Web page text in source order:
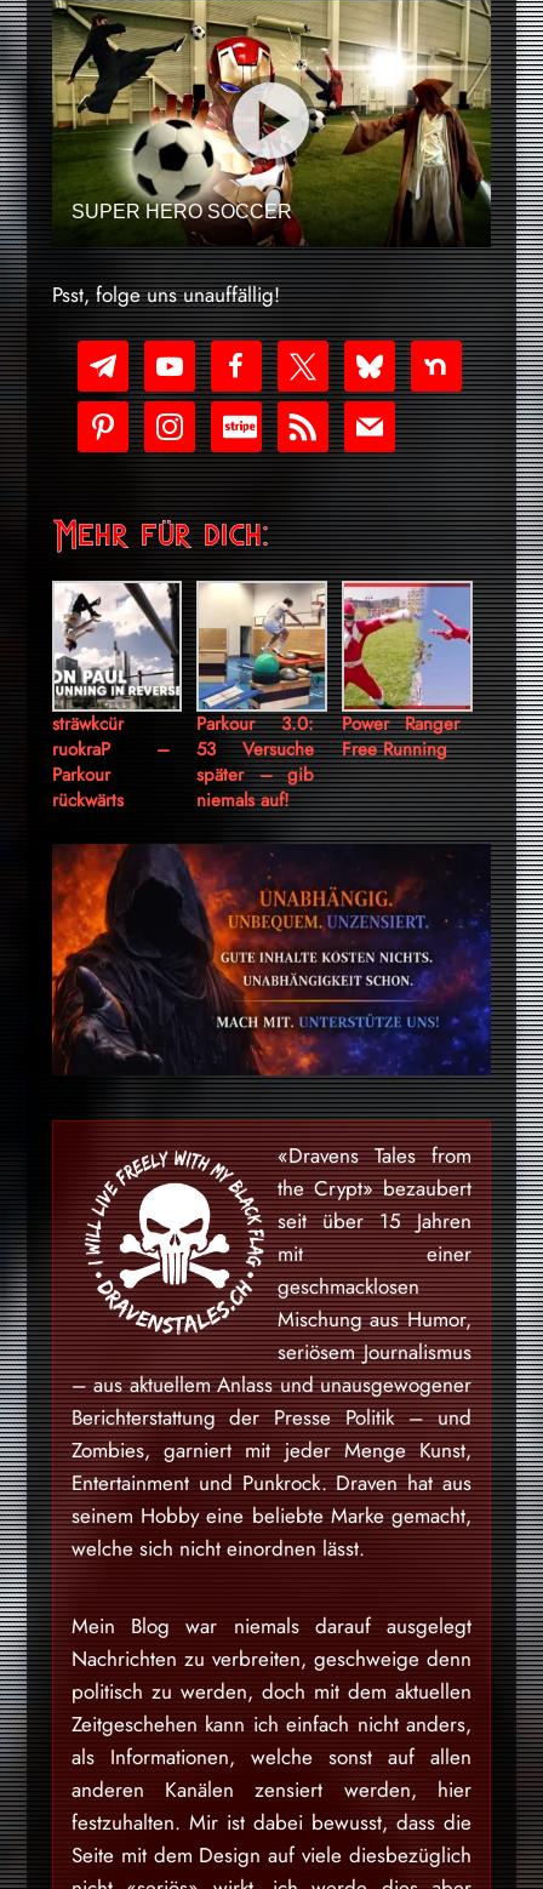
SUPER HERO SOCCER
Psst, folge uns unauffällig!
telegramyoutube-
play
facebookx blueskynextdoor
pinterestinstagram
cc-
stripe
rss mail
Mehr für dich:
sträwkcür
ruokraP –
Parkour
rückwärts
Parkour 3.0:
53 Versuche
später – gib
niemals auf!
Power Ranger
Free Running
«Dravens Tales from
the Crypt» bezaubert
seit über 15 Jahren
mit einer
geschmacklosen
Mischung aus Humor,
seriösem Journalismus
– aus aktuellem Anlass und unausgewogener
Berichterstattung der Presse Politik – und
Zombies, garniert mit jeder Menge Kunst,
Entertainment und Punkrock. Draven hat aus
seinem Hobby eine beliebte Marke gemacht,
welche sich nicht einordnen lässt.
Mein Blog war niemals darauf ausgelegt
Nachrichten zu verbreiten, geschweige denn
politisch zu werden, doch mit dem aktuellen
Zeitgeschehen kann ich einfach nicht anders,
als Informationen, welche sonst auf allen
anderen Kanälen zensiert werden, hier
festzuhalten. Mir ist dabei bewusst, dass die
Seite mit dem Design auf viele diesbezüglich